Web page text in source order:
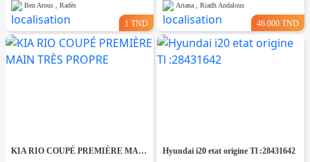
Ben Arous , Radès
1 TND
Ariana , Riadh Andalous
46.000 TND
KIA RIO COUPÉ PREMIÈRE MAIN TRÈS PROPRE Hyundai i20 etat origine Tl :28431642